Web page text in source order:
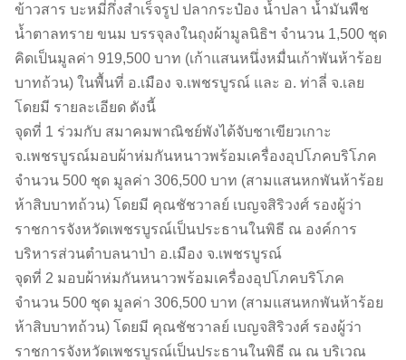
ข้าวสาร บะหมี่กึ่งสำเร็จรูป ปลากระป๋อง น้ำปลา น้ำมันพืช
น้ำตาลทราย ขนม บรรจุลงในถุงผ้ามูลนิธิฯ จำนวน 1,500 ชุด
คิดเป็นมูลค่า 919,500 บาท (เก้าแสนหนึ่งหมื่นเก้าพันห้าร้อย
บาทถ้วน) ในพื้นที่ อ.เมือง จ.เพชรบูรณ์ และ อ. ท่าลี่ จ.เลย
โดยมี รายละเอียด ดังนี้
จุดที่ 1 ร่วมกับ สมาคมพาณิชย์พังได้จับชาเขียวเกาะ
จ.เพชรบูรณ์มอบผ้าห่มกันหนาวพร้อมเครื่องอุปโภคบริโภค
จำนวน 500 ชุด มูลค่า 306,500 บาท (สามแสนหกพันห้าร้อย
ห้าสิบบาทถ้วน) โดยมี คุณชัชวาลย์ เบญจสิริวงศ์ รองผู้ว่า
ราชการจังหวัดเพชรบูรณ์เป็นประธานในพิธี ณ องค์การ
บริหารส่วนตําบลนาป่า อ.เมือง จ.เพชรบูรณ์
จุดที่ 2 มอบผ้าห่มกันหนาวพร้อมเครื่องอุปโภคบริโภค
จำนวน 500 ชุด มูลค่า 306,500 บาท (สามแสนหกพันห้าร้อย
ห้าสิบบาทถ้วน) โดยมี คุณชัชวาลย์ เบญจสิริวงศ์ รองผู้ว่า
ราชการจังหวัดเพชรบูรณ์เป็นประธานในพิธี ณ ณ บริเวณ